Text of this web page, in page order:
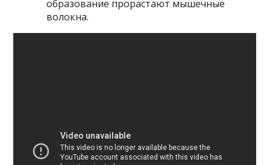
образование прорастают мышечные
волокна.